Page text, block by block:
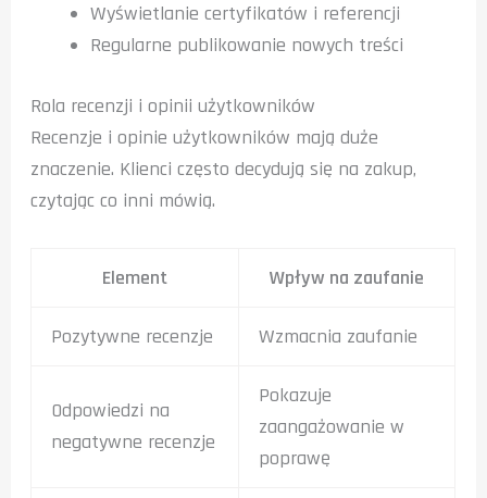
Wyświetlanie certyfikatów i referencji
Regularne publikowanie nowych treści
Rola recenzji i opinii użytkowników
Recenzje i opinie użytkowników mają duże
znaczenie. Klienci często decydują się na zakup,
czytając co inni mówią.
Element Wpływ na zaufanie
Pozytywne recenzje Wzmacnia zaufanie
Odpowiedzi na
negatywne recenzje
Pokazuje
zaangażowanie w
poprawę